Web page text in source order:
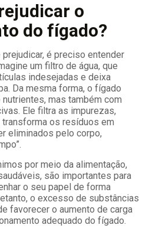
o
do fígado?
é preciso entender
um filtro de água, que
indesejadas e deixa
Da mesma forma, o fígado
mas também com
Ele filtra as impurezas,
os resíduos em
eliminados pelo corpo,
por meio da alimentação,
são importantes para
o seu papel de forma
o excesso de substâncias
favorecer o aumento de carga
adequado do fígado.